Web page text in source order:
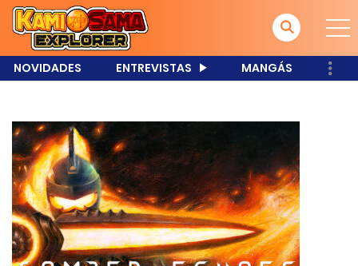
NOVIDADES ENTREVISTAS MANGÁS